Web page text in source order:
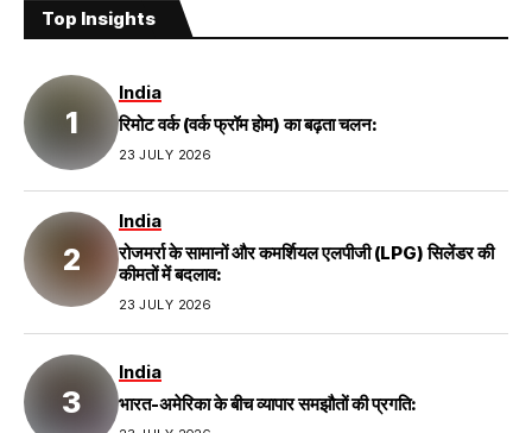
Top Insights
India
रिमोट वर्क (वर्क फ्रॉम होम) का बढ़ता चलन:
23 JULY 2026
India
रोजमर्रा के सामानों और कमर्शियल एलपीजी (LPG) सिलेंडर की
कीमतों में बदलाव:
23 JULY 2026
India
भारत-अमेरिका के बीच व्यापार समझौतों की प्रगति: